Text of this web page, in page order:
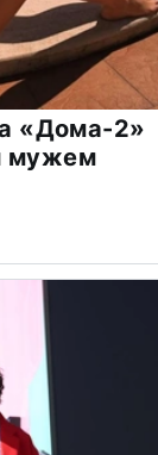
«Дома-2»
мужем